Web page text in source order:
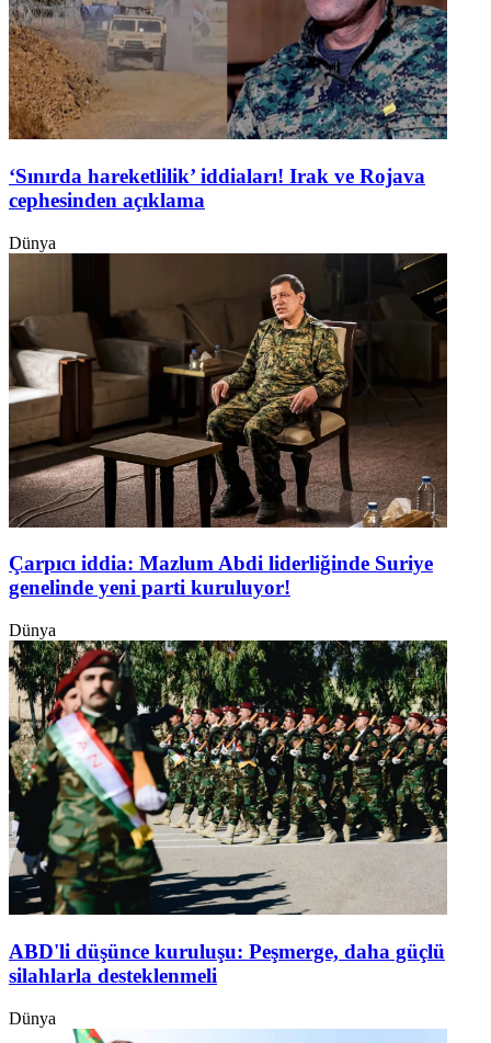
‘Sınırda hareketlilik’ iddiaları! Irak ve Rojava
cephesinden açıklama
Dünya
Çarpıcı iddia: Mazlum Abdi liderliğinde Suriye
genelinde yeni parti kuruluyor!
Dünya
ABD'li düşünce kuruluşu: Peşmerge, daha güçlü
silahlarla desteklenmeli
Dünya